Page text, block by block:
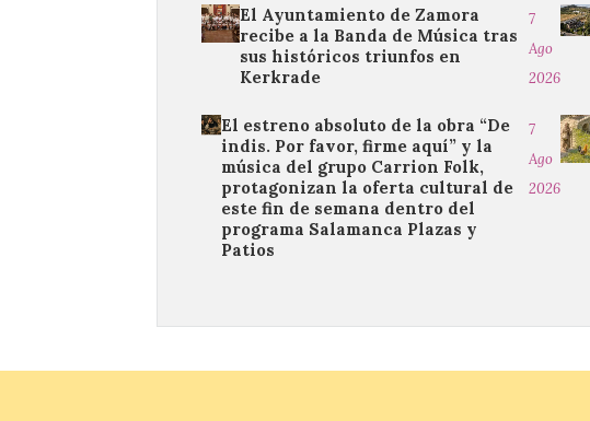
El Ayuntamiento de Zamora
recibe a la Banda de Música tras
sus históricos triunfos en
Kerkrade
7
Ago
2026
El estreno absoluto de la obra “De
indis. Por favor, firme aquí” y la
música del grupo Carrion Folk,
protagonizan la oferta cultural de
este fin de semana dentro del
programa Salamanca Plazas y
Patios
7
Ago
2026